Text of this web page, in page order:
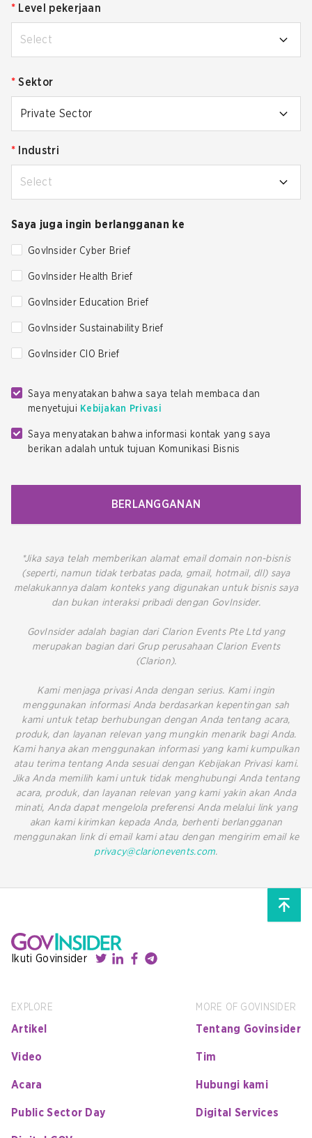
* Level pekerjaan
Select
* Sektor
Private Sector
* Industri
Select
Saya juga ingin berlangganan ke
GovInsider Cyber Brief
GovInsider Health Brief
GovInsider Education Brief
GovInsider Sustainability Brief
GovInsider CIO Brief
Saya menyatakan bahwa saya telah membaca dan
menyetujui Kebijakan Privasi
Saya menyatakan bahwa informasi kontak yang saya
berikan adalah untuk tujuan Komunikasi Bisnis
BERLANGGANAN
*Jika saya telah memberikan alamat email domain non-bisnis
(seperti, namun tidak terbatas pada, gmail, hotmail, dll) saya
melakukannya dalam konteks yang digunakan untuk bisnis saya
dan bukan interaksi pribadi dengan GovInsider.
GovInsider adalah bagian dari Clarion Events Pte Ltd yang
merupakan bagian dari Grup perusahaan Clarion Events
(Clarion).
Kami menjaga privasi Anda dengan serius. Kami ingin
menggunakan informasi Anda berdasarkan kepentingan sah
kami untuk tetap berhubungan dengan Anda tentang acara,
produk, dan layanan relevan yang mungkin menarik bagi Anda.
Kami hanya akan menggunakan informasi yang kami kumpulkan
atau terima tentang Anda sesuai dengan Kebijakan Privasi kami.
Jika Anda memilih kami untuk tidak menghubungi Anda tentang
acara, produk, dan layanan relevan yang kami yakin akan Anda
minati, Anda dapat mengelola preferensi Anda melalui link yang
akan kami kirimkan kepada Anda, berhenti berlangganan
menggunakan link di email kami atau dengan mengirim email ke
privacy@clarionevents.com.
Ikuti Govinsider
EXPLORE
Artikel
Video
Acara
Public Sector Day
MORE OF GOVINSIDER
Tentang Govinsider
Tim
Hubungi kami
Digital Services